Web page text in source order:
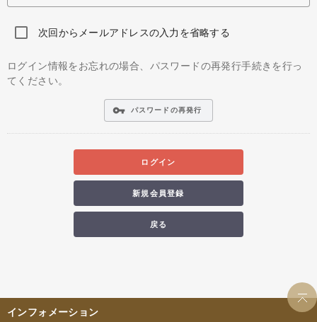
次回からメールアドレスの入力を省略する
ログイン情報をお忘れの場合、パスワードの再発行手続きを行っ
てください。
vpn_key パスワードの再発行
ログイン
新規会員登録
戻る
インフォメーション